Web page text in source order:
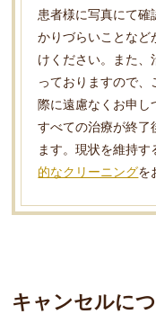
患者様に写真にて確
かりづらいことなど
けください。また、
っておりますので
際に遠慮なくお申し
すべての治療が終了
ます。現状を維持
的なクリーニングを
キャンセルに